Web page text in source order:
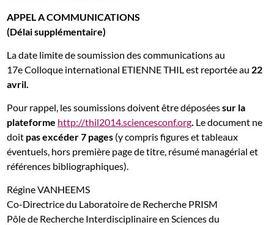
APPEL A COMMUNICATIONS
(Délai supplémentaire)
La date limite de soumission des communications au
17e Colloque international ETIENNE THIL est reportée au 22
avril.
Pour rappel, les soumissions doivent être déposéessur la
plateforme http://thil2014.sciencesconf.org. Le document ne
doit pas excéder 7 pages (y compris figures et tableaux
éventuels, hors première page de titre, résumé managérial et
références bibliographiques).
Régine VANHEEMS
Co-Directrice du Laboratoire de Recherche PRISM
Pôle de Recherche Interdisciplinaire en Sciences du